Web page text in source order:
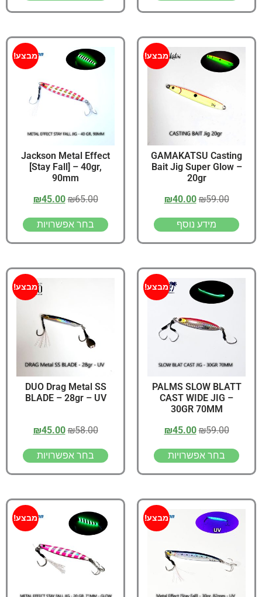
מבצע!
GAMAKATSU Casting
Bait Jig Super Glow –
20gr
₪59.00
₪40.00
מידע נוסף
מבצע!
Jackson Metal Effect
[Stay Fall] – 40gr,
90mm
₪65.00
₪45.00
בחר אפשרויות
מבצע!
PALMS SLOW BLATT
CAST WIDE JIG –
30GR 70MM
₪59.00
₪45.00
בחר אפשרויות
מבצע!
DUO Drag Metal SS
BLADE – 28gr – UV
₪58.00
₪45.00
בחר אפשרויות
מבצע! מבצע!